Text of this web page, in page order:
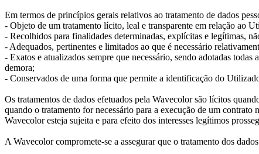
Em termos de princípios gerais relativos ao tratamento de dados
- Objeto de um tratamento lícito, leal e transparente em relação ao
- Recolhidos para finalidades determinadas, explícitas e legítimas,
- Adequados, pertinentes e limitados ao que é necessário
- Exatos e atualizados sempre que necessário, sendo adotadas
demora;
- Conservados de uma forma que permite a identificação do
Os tratamentos de dados efetuados pela Wavecolor são lícitos
quando o tratamento for necessário para a execução de um
Wavecolor esteja sujeita e para efeito dos interesses legítimos
A Wavecolor compromete-se a assegurar que o tratamento dos